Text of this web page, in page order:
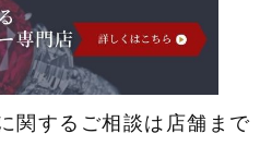
関するご相談は店舗まで